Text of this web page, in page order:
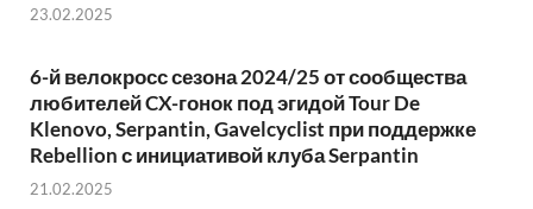
23.02.2025
6-й велокросс сезона 2024/25 от сообщества
любителей CX-гонок под эгидой Tour De
Klenovo, Serpantin, Gavelcyclist при поддержке
Rebellion с инициативой клуба Serpantin
21.02.2025